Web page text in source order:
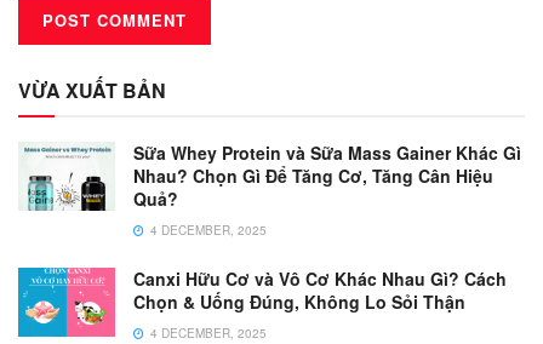
VỪA XUẤT BẢN
Sữa Whey Protein và Sữa Mass Gainer Khác Gì
Nhau? Chọn Gì Để Tăng Cơ, Tăng Cân Hiệu
Quả?
4 DECEMBER, 2025
Canxi Hữu Cơ và Vô Cơ Khác Nhau Gì? Cách
Chọn & Uống Đúng, Không Lo Sỏi Thận
4 DECEMBER, 2025